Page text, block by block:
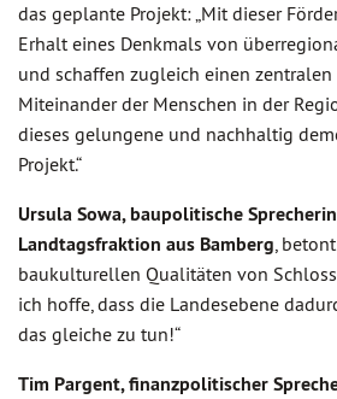
das geplante Projekt: „Mit dieser
Erhalt eines Denkmals von
und schaffen zugleich einen zentralen
Miteinander der Menschen in der
dieses gelungene und nachhaltig
Projekt.“
Ursula Sowa, baupolitische
Landtagsfraktion aus Bamberg,
baukulturellen Qualitäten von
ich hoffe, dass die Landesebene
das gleiche zu tun!“
Tim Pargent, finanzpolitischer